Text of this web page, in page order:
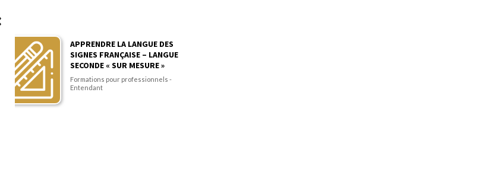
APPRENDRE LA LANGUE DES
SIGNES FRANÇAISE – LANGUE
SECONDE « SUR MESURE »
Formations pour professionnels -
Entendant